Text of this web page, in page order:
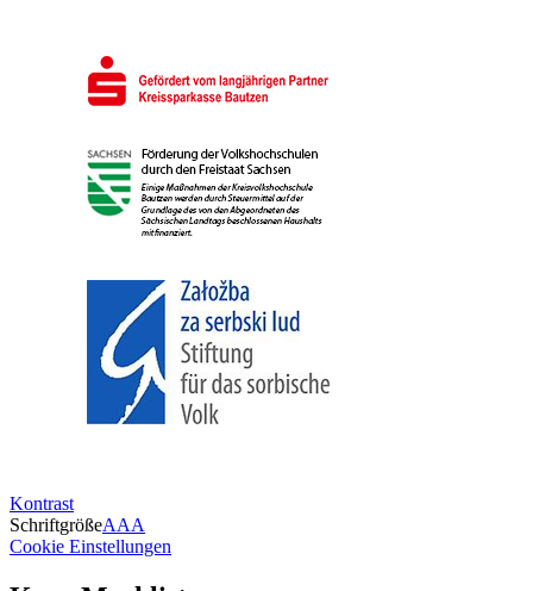
Kontrast
SchriftgrößeAAA
Cookie Einstellungen